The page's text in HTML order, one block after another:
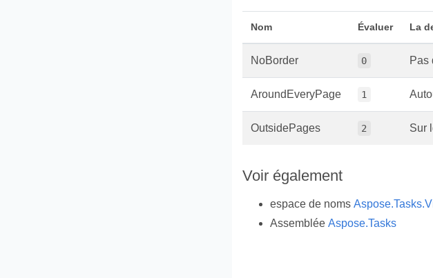
Nom Évaluer La
NoBorder 0 Pas
AroundEveryPage 1
OutsidePages 2 Sur
Voir également
espace de noms
Assemblée Aspose.Tasks